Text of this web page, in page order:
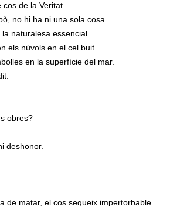
de la Veritat.
no hi ha ni una sola cosa.
naturalesa essencial.
els núvols en el cel buit.
en la superfície del mar.
obres?
deshonor.
de matar, el cos segueix impertorbable.